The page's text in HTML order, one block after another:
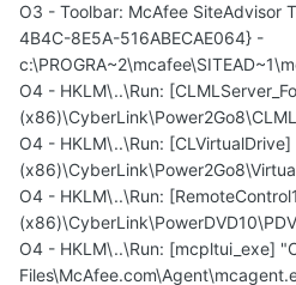
O3 - Toolbar: McAfee SiteAdvisor
4B4C-8E5A-516ABECAE064} -
O4 - HKLM\..\Run:
O4 - HKLM\..\Run:
O4 - HKLM\..\Run:
O4 - HKLM\..\Run: [mcpltui_exe]